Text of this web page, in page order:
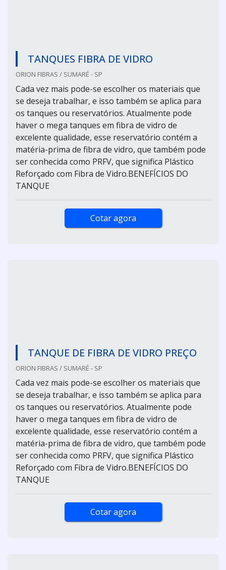
TANQUES FIBRA DE VIDRO
ORION FIBRAS / SUMARÉ - SP
Cada vez mais pode-se escolher os materiais que
se deseja trabalhar, e isso também se aplica para
os tanques ou reservatórios. Atualmente pode
haver o mega tanques em fibra de vidro de
excelente qualidade, esse reservatório contém a
matéria-prima de fibra de vidro, que também pode
ser conhecida como PRFV, que significa Plástico
Reforçado com Fibra de Vidro.BENEFÍCIOS DO
TANQUE
Cotar agora
TANQUE DE FIBRA DE VIDRO PREÇO
ORION FIBRAS / SUMARÉ - SP
Cada vez mais pode-se escolher os materiais que
se deseja trabalhar, e isso também se aplica para
os tanques ou reservatórios. Atualmente pode
haver o mega tanques em fibra de vidro de
excelente qualidade, esse reservatório contém a
matéria-prima de fibra de vidro, que também pode
ser conhecida como PRFV, que significa Plástico
Reforçado com Fibra de Vidro.BENEFÍCIOS DO
TANQUE
Cotar agora